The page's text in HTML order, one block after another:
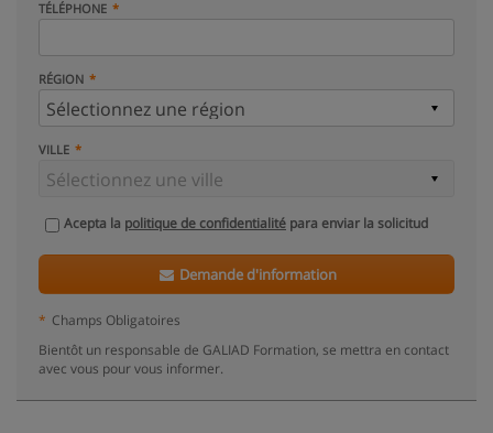
TÉLÉPHONE
RÉGION
VILLE
Acepta la politique de confidentialité para enviar la solicitud
Demande d'information
* Champs Obligatoires
Bientôt un responsable de GALIAD Formation, se mettra en contact
avec vous pour vous informer.